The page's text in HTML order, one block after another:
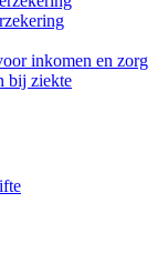
inkomen en zorg
bij ziekte